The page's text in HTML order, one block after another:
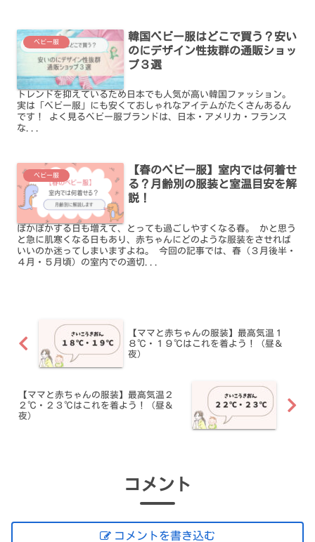
ベビー服
韓国ベビー服はどこで買う？安い
のにデザイン性抜群の通販ショッ
プ３選
トレンドを抑えているため日本でも人気が高い韓国ファッション。
実は「ベビー服」にも安くておしゃれなアイテムがたくさんあるん
です！ よく見るベビー服ブランドは、日本・アメリカ・フランス
な...
ベビー服
【春のベビー服】室内では何着せ
る？月齢別の服装と室温目安を解
説！
ぽかぽかする日も増えて、とっても過ごしやすくなる春。 かと思う
と急に肌寒くなる日もあり、赤ちゃんにどのような服装をさせれば
いいのか迷ってしまいますよね。 今回の記事では、春（３月後半・
４月・５月頃）の室内での適切...
【ママと赤ちゃんの服装】最高気温１
８℃・１９℃はこれを着よう！（昼＆
夜）
【ママと赤ちゃんの服装】最高気温２
２℃・２３℃はこれを着よう！（昼＆
夜）
コメント
コメントを書き込む